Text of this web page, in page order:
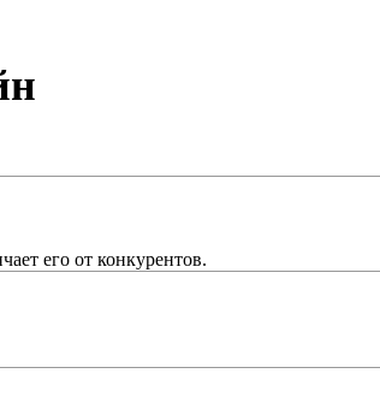
его от конкурентов.